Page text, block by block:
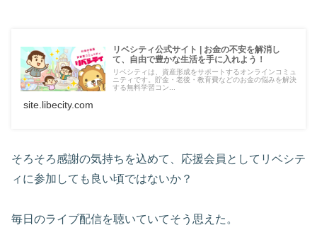
リベシティ公式サイト | お金の不安を解消し
て、自由で豊かな生活を手に入れよう！
リベシティは、資産形成をサポートするオンラインコミュ
ニティです。貯金・老後・教育費などのお金の悩みを解決
する無料学習コン...
site.libecity.com
そろそろ感謝の気持ちを込めて、応援会員としてリベシテ
ィに参加しても良い頃ではないか？
毎日のライブ配信を聴いていてそう思えた。